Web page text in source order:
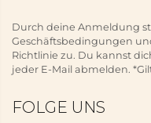
Durch deine Anmeldung
Geschäftsbedingungen
Richtlinie zu. Du kannst
jeder E-Mail abmelden.
FOLGE UNS